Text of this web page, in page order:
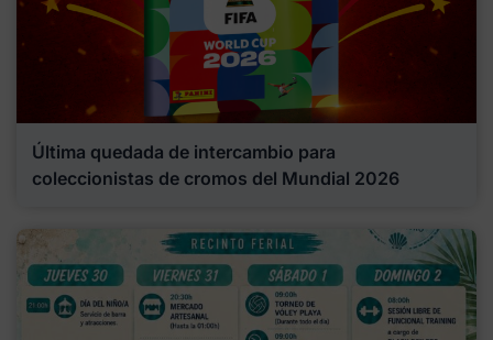
Última quedada de intercambio para
coleccionistas de cromos del Mundial 2026